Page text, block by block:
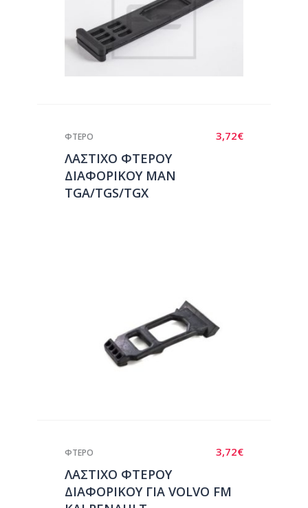
3,72€
ΦΤΕΡΟ
ΛΑΣΤΙΧΟ ΦΤΕΡΟΥ
ΔΙΑΦΟΡΙΚΟΥ MAN
TGA/TGS/TGX
3,72€
ΦΤΕΡΟ
ΛΑΣΤΙΧΟ ΦΤΕΡΟΥ
ΔΙΑΦΟΡΙΚΟΥ ΓΙΑ VOLVO FM